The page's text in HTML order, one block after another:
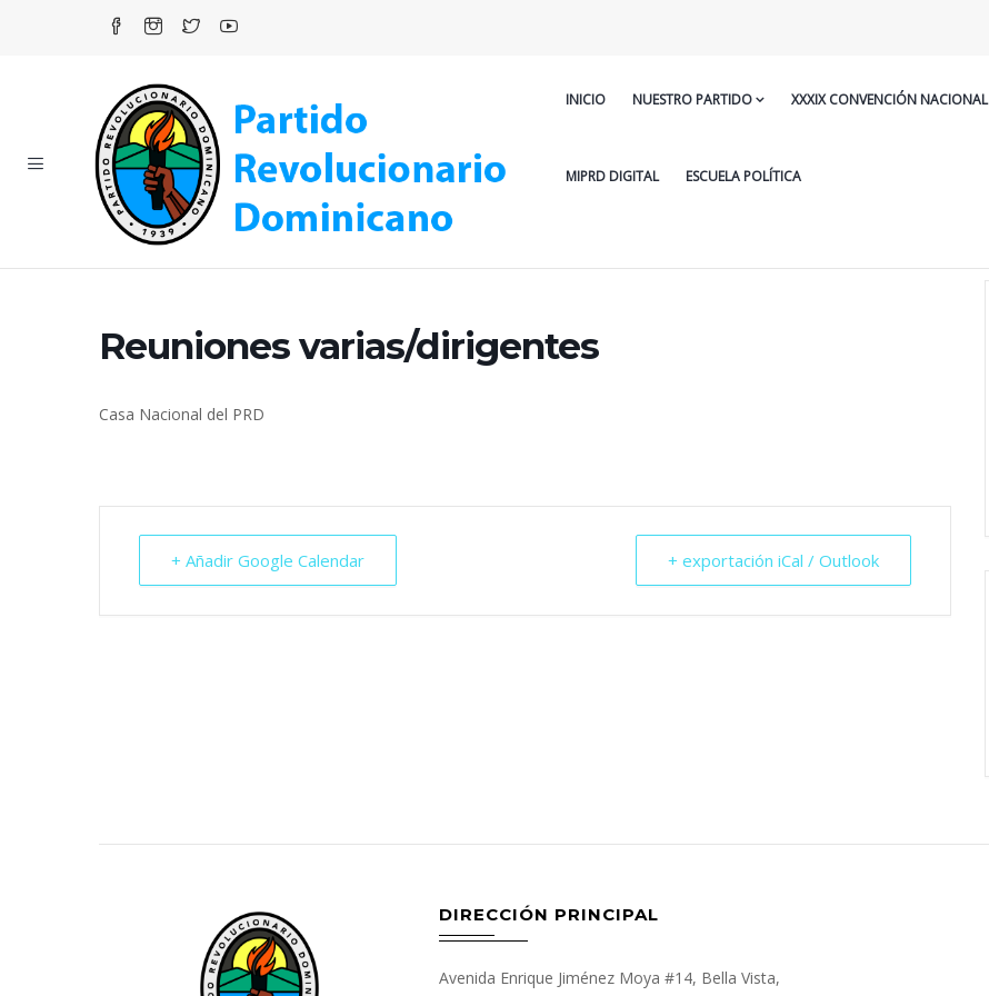
INICIO NUESTRO PARTIDO XXXIX CONVENCIÓN NACIONAL
MIPRD DIGITAL ESCUELA POLÍTICA
Reuniones varias/dirigentes
Casa Nacional del PRD
+ Añadir Google Calendar + exportación iCal / Outlook
DIRECCIÓN PRINCIPAL
Avenida Enrique Jiménez Moya #14, Bella Vista,